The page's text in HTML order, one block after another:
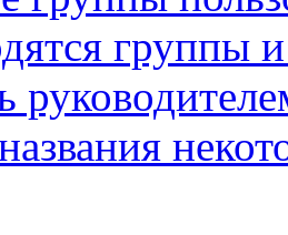
группы